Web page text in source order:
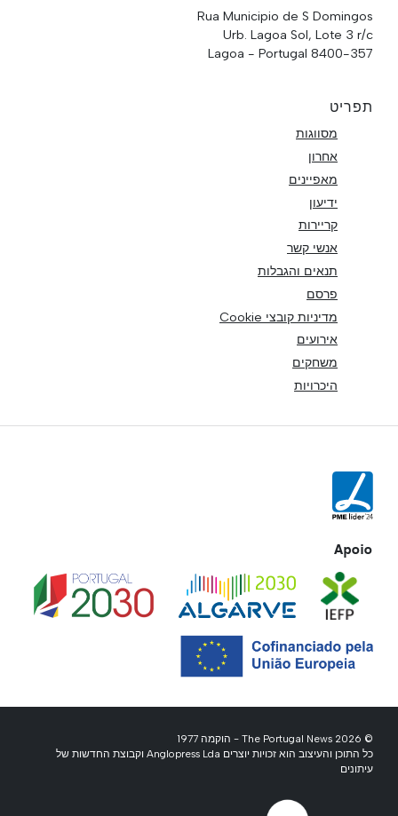
Rua Municipio de S Domingos
Urb. Lagoa Sol, Lote 3 r/c
8400-357 Lagoa - Portugal
תפריט
מסווגות
אחרון
מאפיינים
ידיעון
קריירות
אנשי קשר
תנאים והגבלות
פרסם
מדיניות קובצי Cookie
אירועים
משחקים
היכרויות
Apoio
© 2026 The Portugal News - הוקמה 1977
כל התוכן והעיצוב הוא זכויות יוצרים Anglopress Lda וקבוצת החדשות של
עיתונים